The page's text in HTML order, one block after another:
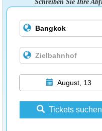
August, 13
Tickets suchen